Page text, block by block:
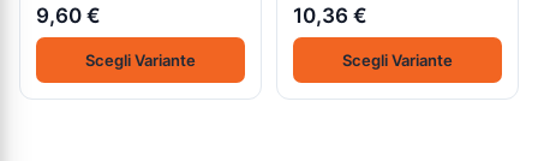
9,60 €
Scegli Variante
10,36 €
Scegli Variante